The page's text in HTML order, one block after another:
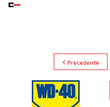
Precedente